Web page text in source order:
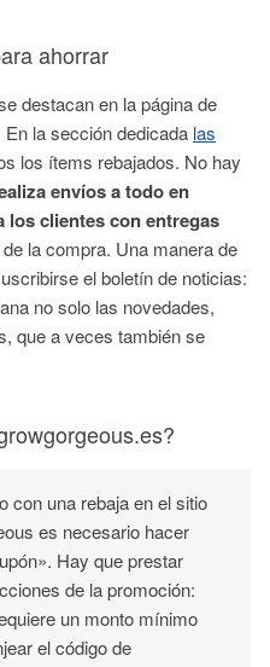
ahorrar
destacan en la página de
la sección dedicada las
los ítems rebajados. No hay
envíos a todo en
clientes con entregas
la compra. Una manera de
el boletín de noticias:
no solo las novedades,
que a veces también se
con una rebaja en el sitio
es necesario hacer
Hay que prestar
de la promoción:
un monto mínimo
el código de